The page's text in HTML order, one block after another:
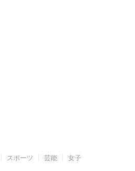
スポーツ 芸能 女子